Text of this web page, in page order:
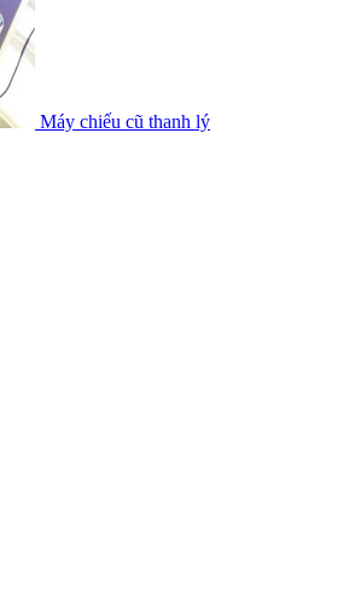
Máy chiếu cũ thanh lý